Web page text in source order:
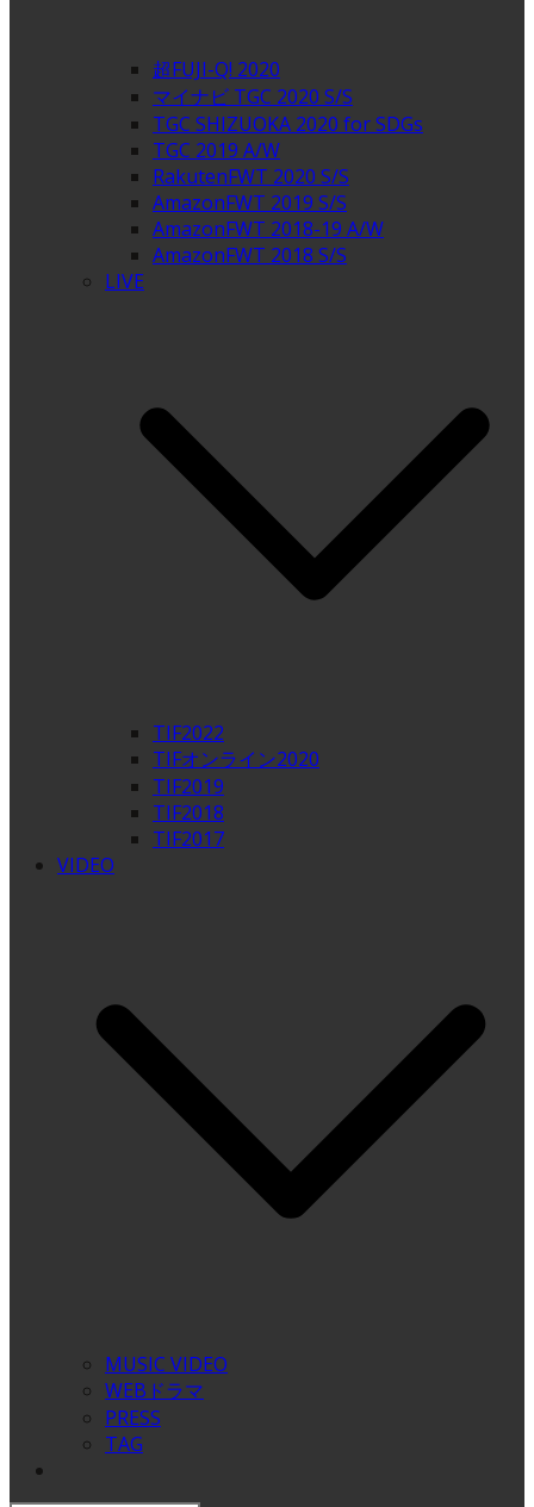
超FUJI-Q! 2020
マイナビ TGC 2020 S/S
TGC SHIZUOKA 2020 for SDGs
TGC 2019 A/W
RakutenFWT 2020 S/S
AmazonFWT 2019 S/S
AmazonFWT 2018-19 A/W
AmazonFWT 2018 S/S
LIVE
TIF2022
TIFオンライン2020
TIF2019
TIF2018
TIF2017
VIDEO
MUSIC VIDEO
WEBドラマ
PRESS
TAG